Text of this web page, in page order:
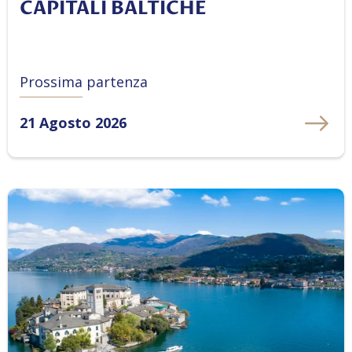
CAPITALI BALTICHE
Prossima partenza
21 Agosto 2026